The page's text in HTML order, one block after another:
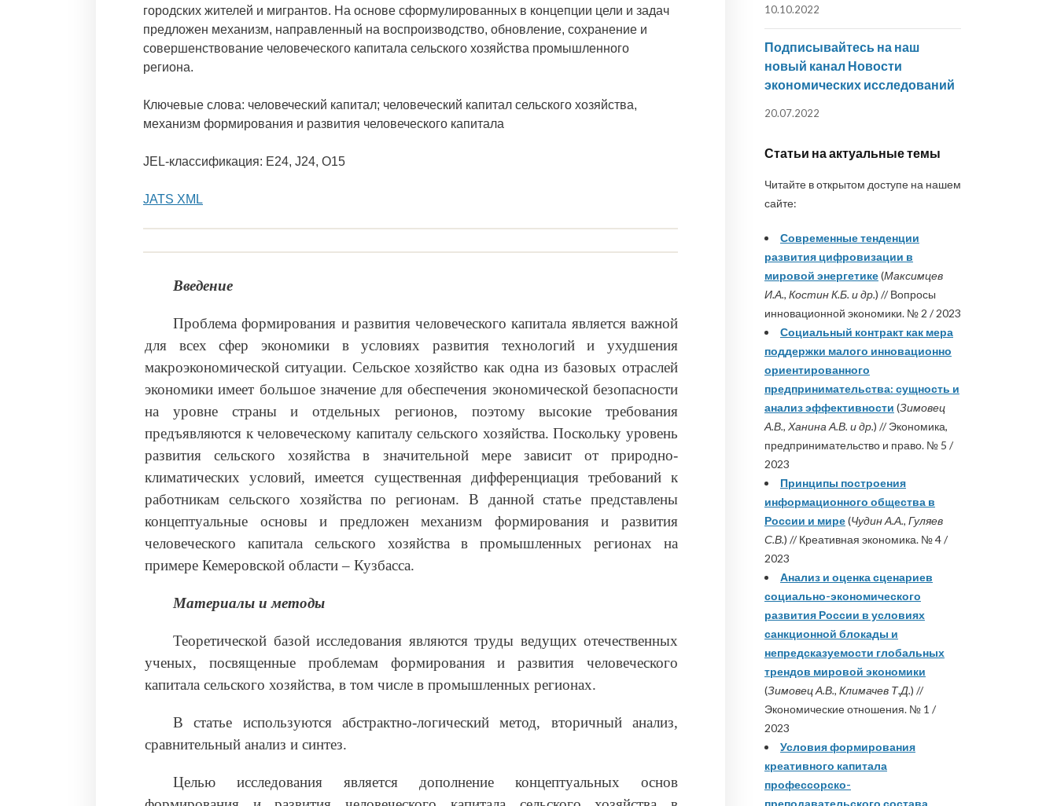
городских жителей и мигрантов. На основе сформулированных в концепции цели и задач
предложен механизм, направленный на воспроизводство, обновление, сохранение и
совершенствование человеческого капитала сельского хозяйства промышленного
региона.
Ключевые слова: человеческий капитал; человеческий капитал сельского хозяйства,
механизм формирования и развития человеческого капитала
JEL-классификация: E24, J24, O15
JATS XML
Введение
Проблема формирования и развития человеческого капитала является важной
для всех сфер экономики в условиях развития технологий и ухудшения
макроэкономической ситуации. Сельское хозяйство как одна из базовых отраслей
экономики имеет большое значение для обеспечения экономической безопасности
на уровне страны и отдельных регионов, поэтому высокие требования
предъявляются к человеческому капиталу сельского хозяйства. Поскольку уровень
развития сельского хозяйства в значительной мере зависит от природно-
климатических условий, имеется существенная дифференциация требований к
работникам сельского хозяйства по регионам. В данной статье представлены
концептуальные основы и предложен механизм формирования и развития
человеческого капитала сельского хозяйства в промышленных регионах на
примере Кемеровской области – Кузбасса.
Материалы и методы
Теоретической базой исследования являются труды ведущих отечественных
ученых, посвященные проблемам формирования и развития человеческого
капитала сельского хозяйства, в том числе в промышленных регионах.
В статье используются абстрактно-логический метод, вторичный анализ,
сравнительный анализ и синтез.
Целью исследования является дополнение концептуальных основ
10.10.2022
Подписывайтесь на наш
новый канал Новости
экономических исследований
20.07.2022
Статьи на актуальные темы
Читайте в открытом доступе на нашем
сайте:
Современные тенденции
развития цифровизации в
мировой энергетике(Максимцев
И.А., Костин К.Б. и др.) // Вопросы
инновационной экономики. № 2 / 2023
Социальный контракт как мера
поддержки малого инновационно
ориентированного
предпринимательства: сущность и
анализ эффективности (Зимовец
А.В., Ханина А.В. и др.) // Экономика,
предпринимательство и право. № 5 /
2023
Принципы построения
информационного общества в
России и мире(Чудин А.А., Гуляев
С.В.) // Креативная экономика. № 4 /
2023
Анализ и оценка сценариев
социально-экономического
развития России в условиях
санкционной блокады и
непредсказуемости глобальных
трендов мировой экономики
(Зимовец А.В., Климачев Т.Д.) //
Экономические отношения. № 1 /
2023
Условия формирования
креативного капитала
профессорско-
преподавательского состава